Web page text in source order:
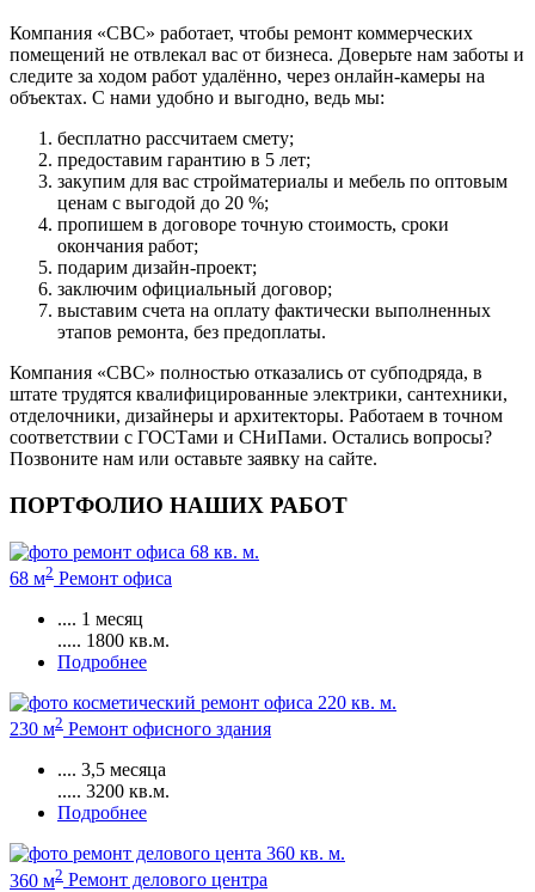
Компания «СВС» работает, чтобы ремонт коммерческих
помещений не отвлекал вас от бизнеса. Доверьте нам заботы и
следите за ходом работ удалённо, через онлайн-камеры на
объектах. С нами удобно и выгодно, ведь мы:
бесплатно рассчитаем смету;
предоставим гарантию в 5 лет;
закупим для вас стройматериалы и мебель по оптовым
ценам с выгодой до 20 %;
пропишем в договоре точную стоимость, сроки
окончания работ;
подарим дизайн-проект;
заключим официальный договор;
выставим счета на оплату фактически выполненных
этапов ремонта, без предоплаты.
Компания «СВС» полностью отказались от субподряда, в
штате трудятся квалифицированные электрики, сантехники,
отделочники, дизайнеры и архитекторы. Работаем в точном
соответствии с ГОСТами и СНиПами. Остались вопросы?
Позвоните нам или оставьте заявку на сайте.
ПОРТФОЛИО НАШИХ РАБОТ
68 м2 Ремонт офиса
.... 1 месяц
..... 1800 кв.м.
Подробнее
230 м2 Ремонт офисного здания
.... 3,5 месяца
..... 3200 кв.м.
Подробнее
360 м2 Ремонт делового центра